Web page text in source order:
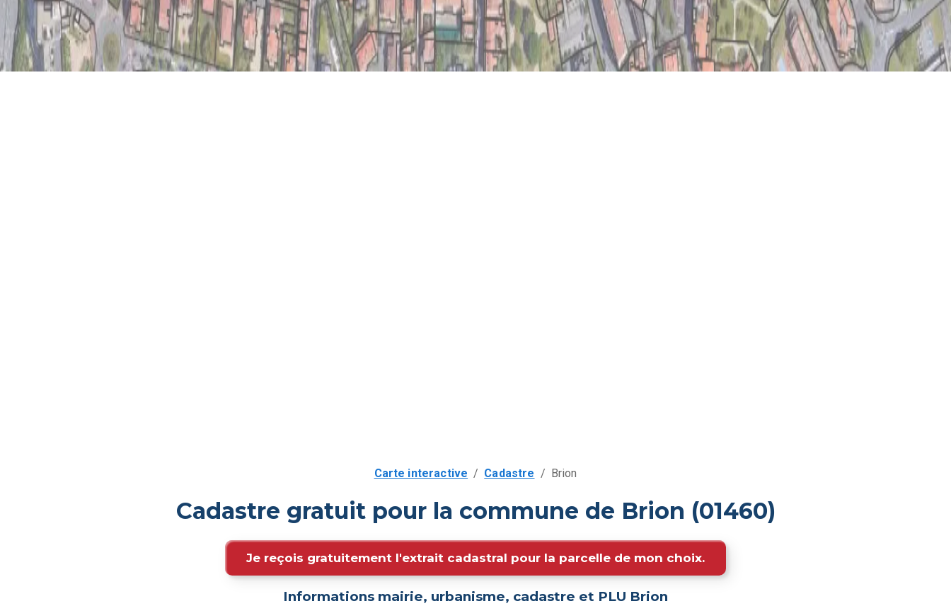
Carte interactive / Cadastre / Brion
Cadastre gratuit pour la commune de Brion (01460)
Je reçois gratuitement l'extrait cadastral pour la parcelle de mon choix.
Informations mairie, urbanisme, cadastre et PLU Brion